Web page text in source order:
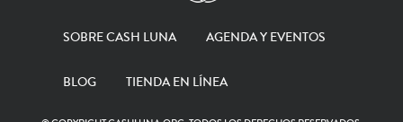
SOBRE CASH LUNA AGENDA Y EVENTOS
BLOG TIENDA EN LÍNEA